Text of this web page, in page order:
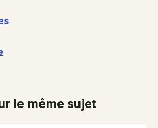
le même sujet